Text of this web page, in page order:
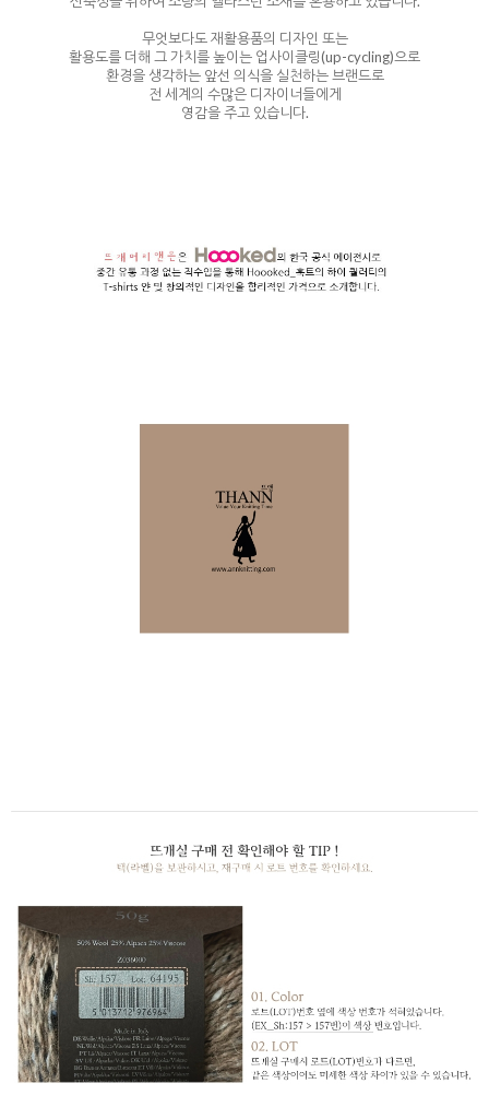
무엇보다도 재활용품의 디자인 또는
활용도를 더해 그 가치를 높이는 업사이클링(up-cycling)으로
환경을 생각하는 앞선 의식을 실천하는 브랜드로
전 세계의 수많은 디자이너들에게
영감을 주고 있습니다.